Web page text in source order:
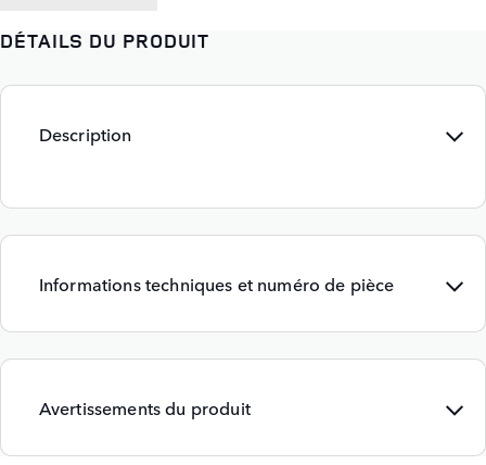
DÉTAILS DU PRODUIT
Description
Informations techniques et numéro de pièce
Avertissements du produit